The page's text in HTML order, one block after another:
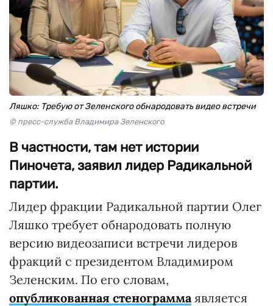
Ляшко: Требую от Зеленского обнародовать видео встречи
© пресс-служба Владимира Зеленского
В частности, там нет истории
Пиночета, заявил лидер Радикальной
партии.
Лидер фракции Радикальной партии Олег
Ляшко требует обнародовать полную
версию видеозаписи встречи лидеров
фракций с президентом Владимиром
Зеленским. По его словам,
опубликованная стенограммаявляется